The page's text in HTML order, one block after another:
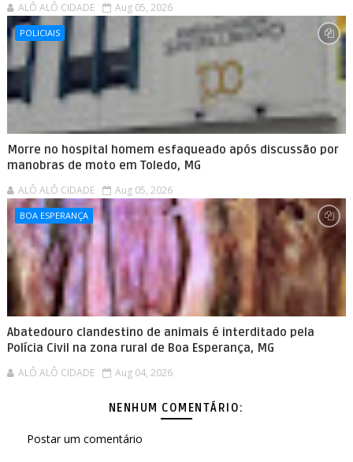
ALÔ ALÔ CIDADE Aug 05, 2026
POLICIAIS
Morre no hospital homem esfaqueado após discussão por
manobras de moto em Toledo, MG
ALÔ ALÔ CIDADE Aug 05, 2026
BOA ESPERANÇA
Abatedouro clandestino de animais é interditado pela
Polícia Civil na zona rural de Boa Esperança, MG
ALÔ ALÔ CIDADE Aug 04, 2026
NENHUM COMENTÁRIO:
Postar um comentário